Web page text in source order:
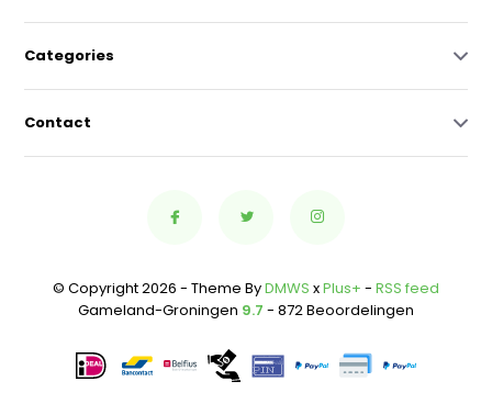
Categories
Contact
© Copyright 2026 - Theme ByDMWS xPlus+ - RSS feed
Gameland-Groningen 9.7 - 872 Beoordelingen